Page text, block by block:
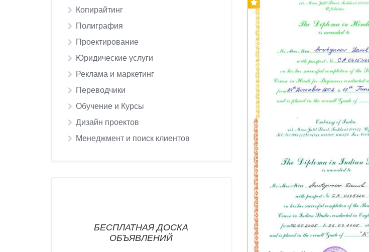
Копирайтинг
Полиграфия
Проектирование
Юридические услуги
Реклама и маркетинг
Переводчики
Обучение и Курсы
Дизайн проектов
Менеджмент и поиск клиентов
БЕСПЛАТНАЯ ДОСКА
ОБЪЯВЛЕНИЙ